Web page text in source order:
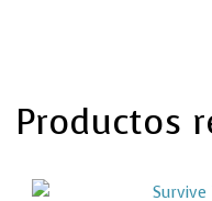
Productos